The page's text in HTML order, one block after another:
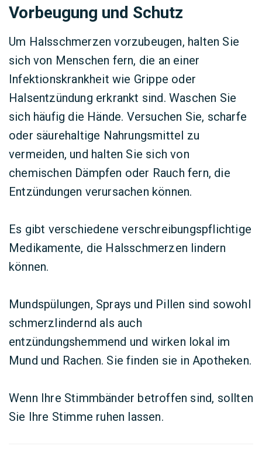
Vorbeugung und Schutz
Um Halsschmerzen vorzubeugen, halten Sie
sich von Menschen fern, die an einer
Infektionskrankheit wie Grippe oder
Halsentzündung erkrankt sind. Waschen Sie
sich häufig die Hände. Versuchen Sie, scharfe
oder säurehaltige Nahrungsmittel zu
vermeiden, und halten Sie sich von
chemischen Dämpfen oder Rauch fern, die
Entzündungen verursachen können.
Es gibt verschiedene verschreibungspflichtige
Medikamente, die Halsschmerzen lindern
können.
Mundspülungen, Sprays und Pillen sind sowohl
schmerzlindernd als auch
entzündungshemmend und wirken lokal im
Mund und Rachen. Sie finden sie in Apotheken.
Wenn Ihre Stimmbänder betroffen sind, sollten
Sie Ihre Stimme ruhen lassen.